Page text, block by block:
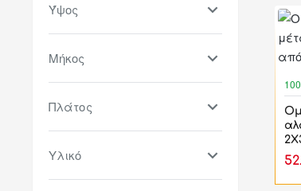
Ύψος
Μήκος
Πλάτος
Υλικό